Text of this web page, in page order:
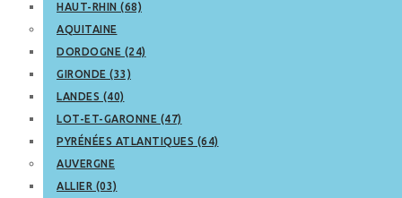
HAUT-RHIN (68)
AQUITAINE
DORDOGNE (24)
GIRONDE (33)
LANDES (40)
LOT-ET-GARONNE (47)
PYRÉNÉES ATLANTIQUES (64)
AUVERGNE
ALLIER (03)